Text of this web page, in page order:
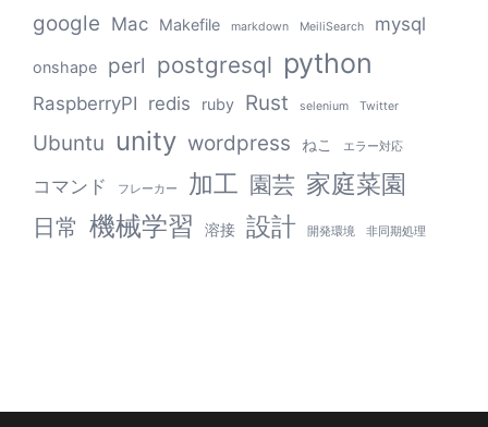
google Mac Makefile markdown MeiliSearch mysql
onshape perl postgresql python
RaspberryPI redis ruby Rust selenium Twitter
Ubuntu unity wordpress ねこ エラー対応
コマンド フレーカー 加工 園芸 家庭菜園
日常 機械学習 溶接 設計 開発環境 非同期処理